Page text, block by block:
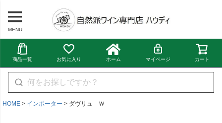
MENU
商品一覧 お気に入り ホーム マイページ カート
HOME インポーター ダヴリュ Ｗ